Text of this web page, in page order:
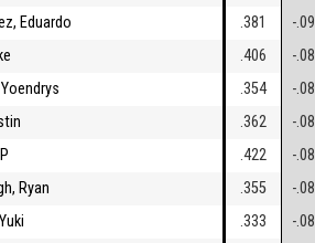
Eduardo .381 -
.406 -
.354 -
.362 -
.422 -
Ryan .355 -
.333 -